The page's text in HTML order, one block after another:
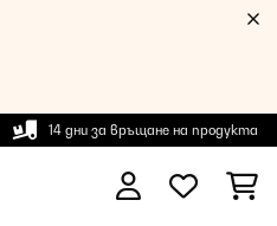
14 дни за връщане на продукта